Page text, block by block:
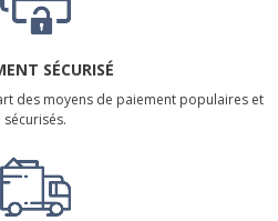
SÉCURISÉ
des moyens de paiement populaires et
sécurisés.